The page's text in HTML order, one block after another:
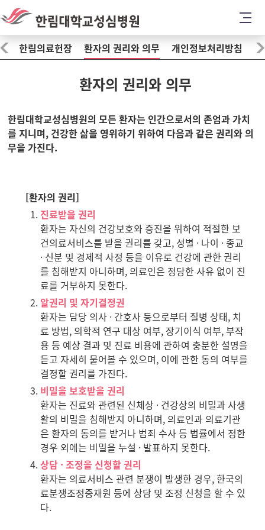
한림의료헌장 환자의 권리와 의무 개인정보처리방침
환자의 권리와 의무
한림대학교성심병원의 모든 환자는 인간으로서의 존엄과 가치
를 지니며, 건강한 삶을 영위하기 위하여 다음과 같은 권리와 의
무을 가진다.
[환자의 권리]
진료받을 권리
환자는 자신의 건강보호와 증진을 위하여 적절한 보
건의료서비스를 받을 권리를 갖고, 성별 · 나이 · 종교
· 신분 및 경제적 사정 등을 이유로 건강에 관한 권리
를 침해받지 아니하며, 의료인은 정당한 사유 없이 진
료를 거부하지 못한다.
알권리 및 자기결정권
환자는 담당 의사 · 간호사 등으로부터 질병 상태, 치
료 방법, 의학적 연구 대상 여부, 장기이식 여부, 부작
용 등 예상 결과 및 진료 비용에 관하여 충분한 설명을
듣고 자세히 물어볼 수 있으며, 이에 관한 동의 여부를
결정할 권리를 가진다.
비밀을 보호받을 권리
환자는 진료와 관련된 신체상 · 건강상의 비밀과 사생
활의 비밀을 침해받지 아니하며, 의료인과 의료기관
은 환자의 동의를 받거나 범죄 수사 등 법률에서 정한
경우 외에는 비밀을 누설 · 발표하지 못한다.
상담 · 조정을 신청할 권리
환자는 의료서비스 관련 분쟁이 발생한 경우, 한국의
료분쟁조정중재원 등에 상담 및 조정 신청을 할 수 있
다.